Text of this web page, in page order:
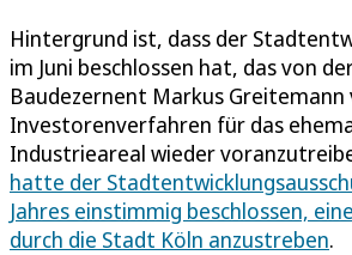
Hintergrund ist, dass der
im Juni beschlossen hat, das von
Baudezernent Markus Greitemann
Investorenverfahren für das
Industrieareal wieder
hatte der
Jahres einstimmig beschlossen,
durch die Stadt Köln anzustreben.